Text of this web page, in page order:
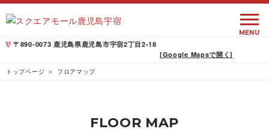
〒890-0073 鹿児島県鹿児島市宇宿2丁目2-18
[Google Mapsで開く]
MENU
トップページ フロアマップ
FLOOR MAP